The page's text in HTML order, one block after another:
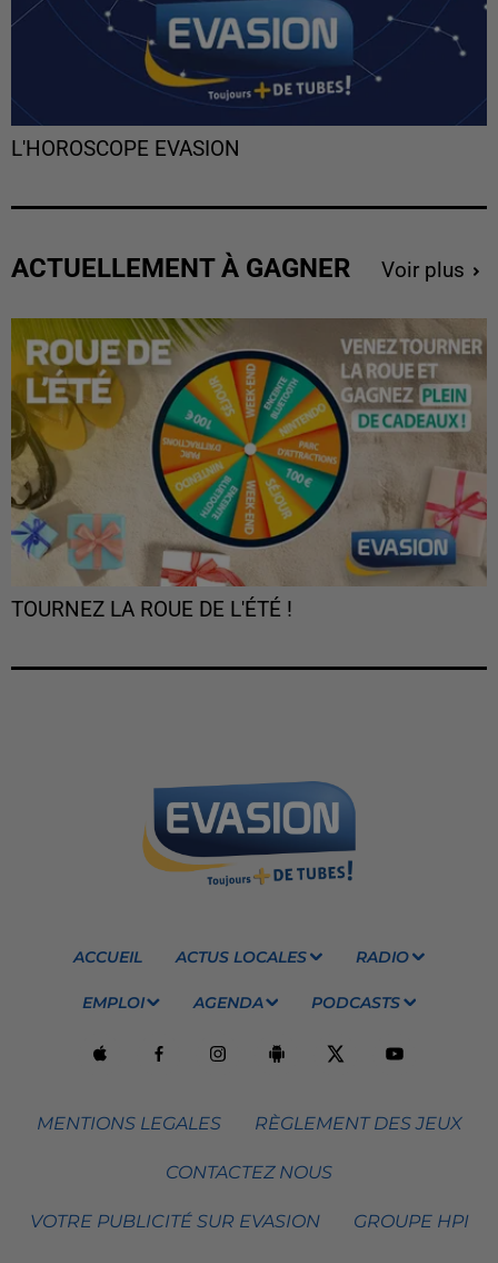
L'HOROSCOPE EVASION
ACTUELLEMENT À GAGNER Voir plus
TOURNEZ LA ROUE DE L'ÉTÉ !
ACCUEIL ACTUS LOCALES RADIO
EMPLOI AGENDA PODCASTS
MENTIONS LEGALES RÈGLEMENT DES JEUX
CONTACTEZ NOUS
VOTRE PUBLICITÉ SUR EVASION GROUPE HPI